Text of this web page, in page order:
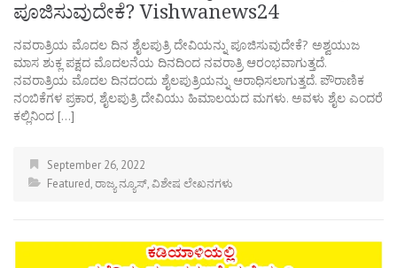
ಪೂಜಿಸುವುದೇಕೆ? Vishwanews24
ನವರಾತ್ರಿಯ ಮೊದಲ ದಿನ ಶೈಲಪುತ್ರಿ ದೇವಿಯನ್ನು ಪೂಜಿಸುವುದೇಕೆ? ಅಶ್ವಯುಜ
ಮಾಸ ಶುಕ್ಲ ಪಕ್ಷದ ಮೊದಲನೆಯ ದಿನದಿಂದ ನವರಾತ್ರಿ ಆರಂಭವಾಗುತ್ತದೆ.
ನವರಾತ್ರಿಯ ಮೊದಲ ದಿನದಂದು ಶೈಲಪುತ್ರಿಯನ್ನು ಆರಾಧಿಸಲಾಗುತ್ತದೆ. ಪೌರಾಣಿಕ
ನಂಬಿಕೆಗಳ ಪ್ರಕಾರ, ಶೈಲಪುತ್ರಿ ದೇವಿಯು ಹಿಮಾಲಯದ ಮಗಳು. ಅವಳು ಶೈಲ ಎಂದರೆ
ಕಲ್ಲಿನಿಂದ […]
September 26, 2022
Featured,ರಾಜ್ಯ ನ್ಯೂಸ್,ವಿಶೇಷ ಲೇಖನಗಳು